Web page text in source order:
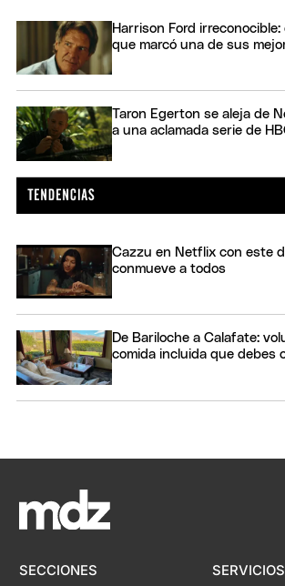
Harrison Ford
que marcó una de sus
Taron Egerton se aleja de
a una aclamada serie de
Cazzu en Netflix con este
conmueve a todos
De Bariloche a Calafate:
comida incluida que debes
SECCIONES SERVICIOS